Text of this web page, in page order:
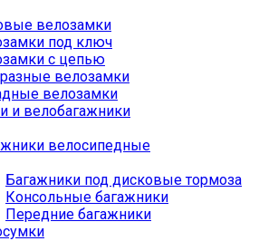
велозамки
под ключ
с цепью
велозамки
велозамки
и велобагажники
велосипедные
Багажники под дисковые тормоза
Консольные багажники
Передние багажники